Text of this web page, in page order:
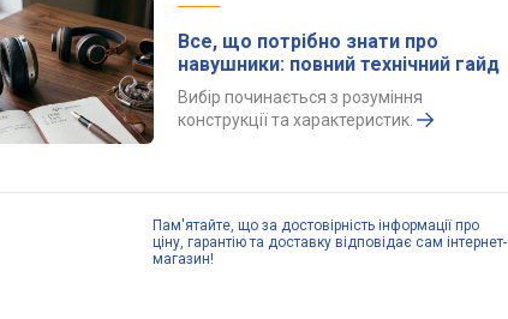
Все, що потрібно знати про
навушники: повний технічний гайд
Вибір починається з розуміння
конструкції та характеристик.
Пам'ятайте, що за достовірність інформації про
ціну, гарантію та доставку відповідає сам інтернет-
магазин!